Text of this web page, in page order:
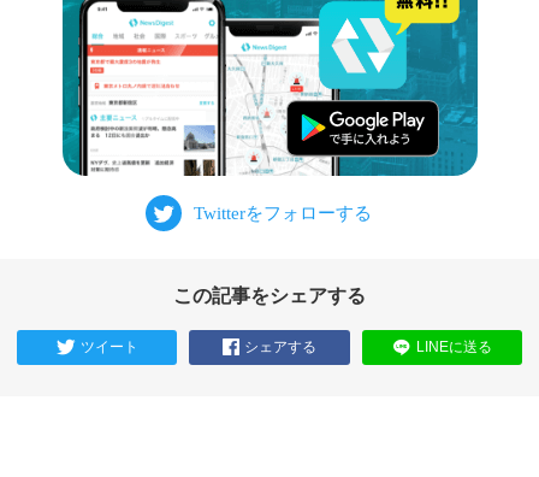
この記事をシェアする
ツイート シェアする LINEに送る